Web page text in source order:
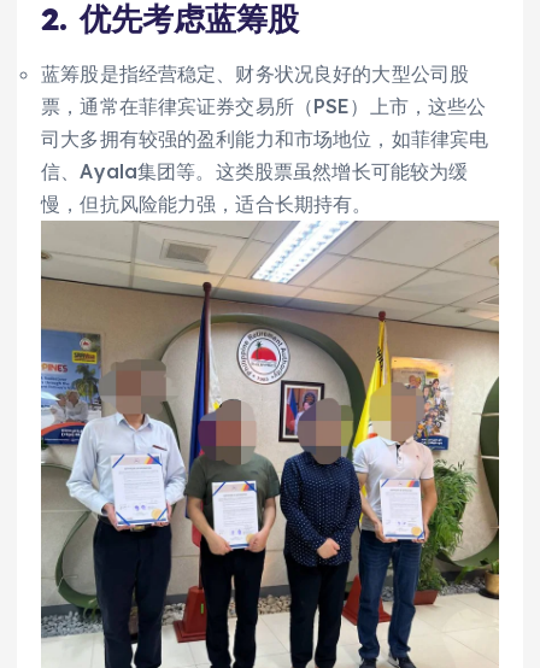
2.优先考虑蓝筹股
蓝筹股是指经营稳定、财务状况良好的大型公司股
票，通常在菲律宾证券交易所（PSE）上市，这些公
司大多拥有较强的盈利能力和市场地位，如菲律宾电
信、Ayala集团等。这类股票虽然增长可能较为缓
慢，但抗风险能力强，适合长期持有。